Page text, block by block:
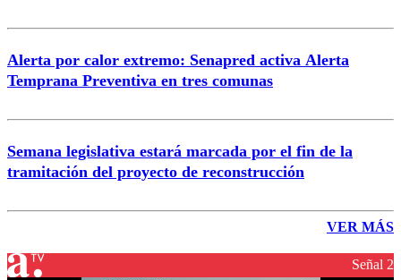
Alerta por calor extremo: Senapred activa Alerta
Temprana Preventiva en tres comunas
Semana legislativa estará marcada por el fin de la
tramitación del proyecto de reconstrucción
VER MÁS
Señal 2